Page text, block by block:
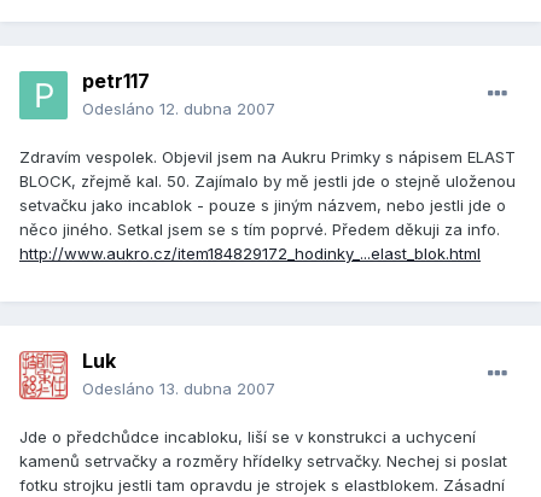
petr117
Odesláno 12. dubna 2007
Zdravím vespolek. Objevil jsem na Aukru Primky s nápisem ELAST
BLOCK, zřejmě kal. 50. Zajímalo by mě jestli jde o stejně uloženou
setvačku jako incablok - pouze s jiným názvem, nebo jestli jde o
něco jiného. Setkal jsem se s tím poprvé. Předem děkuji za info.
http://www.aukro.cz/item184829172_hodinky_...elast_blok.html
Luk
Odesláno 13. dubna 2007
Jde o předchůdce incabloku, liší se v konstrukci a uchycení
kamenů setrvačky a rozměry hřídelky setrvačky. Nechej si poslat
fotku strojku jestli tam opravdu je strojek s elastblokem. Zásadní